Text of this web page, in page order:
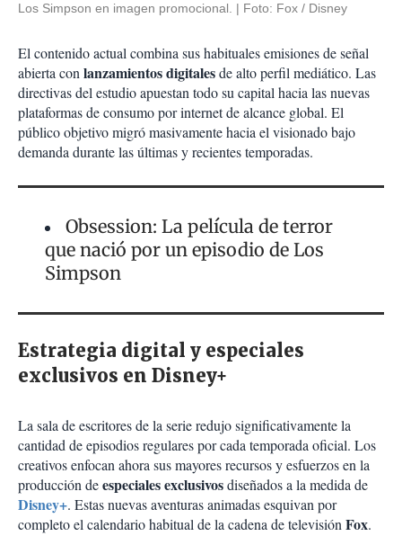
Los Simpson en imagen promocional. Foto: Fox / Disney
El contenido actual combina sus habituales emisiones de señal
abierta conlanzamientos digitalesde alto perfil mediático. Las
directivas del estudio apuestan todo su capital hacia las nuevas
plataformas de consumo por internet de alcance global. El
público objetivo migró masivamente hacia el visionado bajo
demanda durante las últimas y recientes temporadas.
Obsession: La película de terror
que nació por un episodio de Los
Simpson
Estrategia digital y especiales
exclusivos en Disney+
La sala de escritores de la serie redujo significativamente la
cantidad de episodios regulares por cada temporada oficial. Los
creativos enfocan ahora sus mayores recursos y esfuerzos en la
producción deespeciales exclusivosdiseñados a la medida de
Disney+. Estas nuevas aventuras animadas esquivan por
completo el calendario habitual de la cadena de televisiónFox.